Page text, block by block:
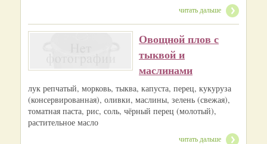
читать дальше
Овощной плов с
тыквой и
маслинами
лук репчатый, морковь, тыквa, капуста, перец, кукуруза
(консервированная), оливки, маслины, зелень (свежая),
томатная паста, рис, соль, чёрный перец (молотый),
растительное масло
читать дальше